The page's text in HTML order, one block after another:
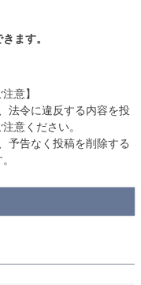
ます。
意】
法令に違反する内容を投
意ください。
予告なく投稿を削除する